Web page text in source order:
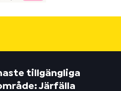
tillgängliga
Järfälla